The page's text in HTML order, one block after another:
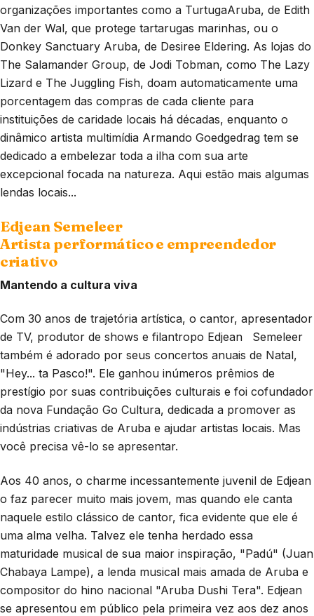
organizações importantes como a TurtugaAruba, de Edith
Van der Wal, que protege tartarugas marinhas, ou o
Donkey Sanctuary Aruba, de Desiree Eldering. As lojas do
The Salamander Group, de Jodi Tobman, como The Lazy
Lizard e The Juggling Fish, doam automaticamente uma
porcentagem das compras de cada cliente para
instituições de caridade locais há décadas, enquanto o
dinâmico artista multimídia Armando Goedgedrag tem se
dedicado a embelezar toda a ilha com sua arte
excepcional focada na natureza. Aqui estão mais algumas
lendas locais...
Edjean Semeleer
Artista performático e empreendedor
criativo
Mantendo a cultura viva
Com 30 anos de trajetória artística, o cantor, apresentador
de TV, produtor de shows e filantropo Edjean
Semeleer
também é adorado por seus concertos anuais de Natal,
"Hey... ta Pasco!". Ele ganhou inúmeros prêmios de
prestígio por suas contribuições culturais e foi cofundador
da nova Fundação Go Cultura, dedicada a promover as
indústrias criativas de Aruba e ajudar artistas locais. Mas
você precisa vê-lo se apresentar.
Aos 40 anos, o charme incessantemente juvenil de Edjean
o faz parecer muito mais jovem, mas quando ele canta
naquele estilo clássico de cantor, fica evidente que ele é
uma alma velha. Talvez ele tenha herdado essa
maturidade musical de sua maior inspiração, "Padú" (Juan
Chabaya Lampe), a lenda musical mais amada de Aruba e
compositor do hino nacional "Aruba Dushi Tera". Edjean
se apresentou em público pela primeira vez aos dez anos